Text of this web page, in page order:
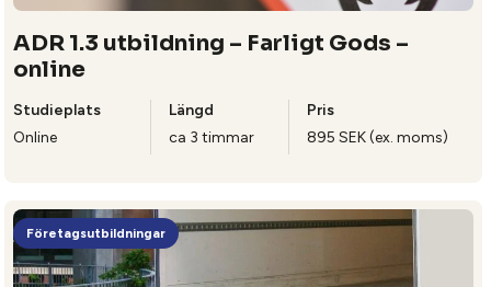
ADR 1.3 utbildning – Farligt Gods –
online
Studieplats
Online
Längd
ca 3 timmar
Pris
895 SEK (ex. moms)
Företagsutbildningar